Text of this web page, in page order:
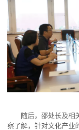
随后，邵处长及相关
察了解，针对文化产业